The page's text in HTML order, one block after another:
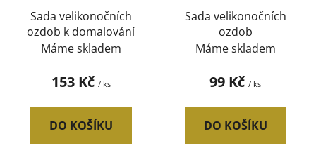
Sada velikonočních
ozdob k domalování
Máme skladem
153 Kč / ks
DO KOŠÍKU
Sada velikonočních
ozdob
Máme skladem
99 Kč / ks
DO KOŠÍKU